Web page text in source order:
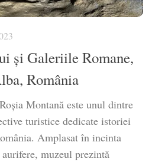
și Galeriile Romane,
România
Montană este unul dintre
turistice dedicate istoriei
Amplasat în incinta
muzeul prezintă